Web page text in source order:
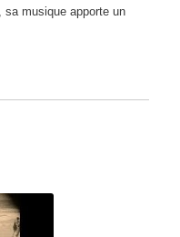
musique apporte un